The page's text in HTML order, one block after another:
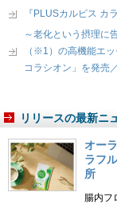
『PLUSカルピス カ
～老化という摂理に
（※1）の高機能エ
コラシオン」を発売
リリースの最新ニ
オー
ラフ
所
腸内フ